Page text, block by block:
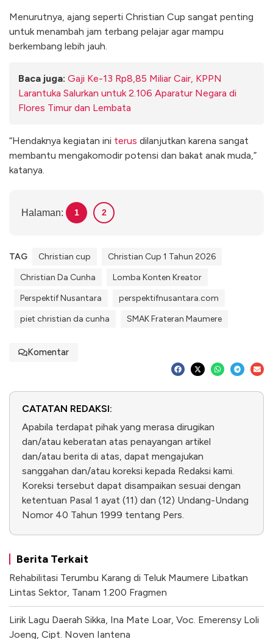
Menurutnya, ajang seperti Christian Cup sangat penting
untuk menambah jam terbang pelajar agar mampu
berkembang lebih jauh.
Baca juga: Gaji Ke-13 Rp8,85 Miliar Cair, KPPN
Larantuka Salurkan untuk 2.106 Aparatur Negara di
Flores Timur dan Lembata
“Hendaknya kegiatan ini terus dilanjutkan karena sangat
membantu mengakomodir potensi dan bakat anak muda,”
katanya.
Halaman: 1 2
TAG Christian cup
Christian Cup 1 Tahun 2026
Christian Da Cunha
Lomba Konten Kreator
Perspektif Nusantara
perspektifnusantara.com
piet christian da cunha
SMAK Frateran Maumere
Komentar
CATATAN REDAKSI:
Apabila terdapat pihak yang merasa dirugikan
dan/atau keberatan atas penayangan artikel
dan/atau berita di atas, dapat mengajukan
sanggahan dan/atau koreksi kepada Redaksi kami.
Koreksi tersebut dapat disampaikan sesuai dengan
ketentuan Pasal 1 ayat (11) dan (12) Undang-Undang
Nomor 40 Tahun 1999 tentang Pers.
Berita Terkait
Rehabilitasi Terumbu Karang di Teluk Maumere Libatkan
Lintas Sektor, Tanam 1.200 Fragmen
Lirik Lagu Daerah Sikka, Ina Mate Loar, Voc. Emerensy Loli
Joeng, Cipt. Noven Iantena